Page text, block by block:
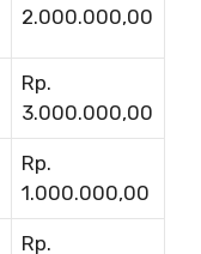
2.000.000,00
Rp.
3.000.000,00
Rp.
1.000.000,00
Rp.